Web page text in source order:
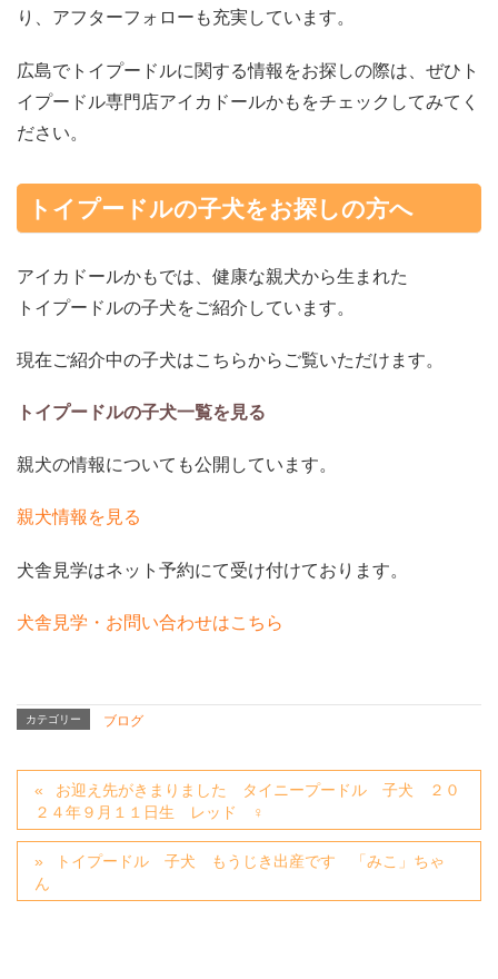
り、アフターフォローも充実しています。
広島でトイプードルに関する情報をお探しの際は、ぜひト
イプードル専門店アイカドールかもをチェックしてみてく
ださい。
トイプードルの子犬をお探しの方へ
アイカドールかもでは、健康な親犬から生まれた
トイプードルの子犬をご紹介しています。
現在ご紹介中の子犬はこちらからご覧いただけます。
トイプードルの子犬一覧を見る
親犬の情報についても公開しています。
親犬情報を見る
犬舎見学はネット予約にて受け付けております。
犬舎見学・お問い合わせはこちら
カテゴリー ブログ
お迎え先がきまりました タイニープードル 子犬 ２０
２４年９月１１日生 レッド ♀
トイプードル 子犬 もうじき出産です 「みこ」ちゃ
ん